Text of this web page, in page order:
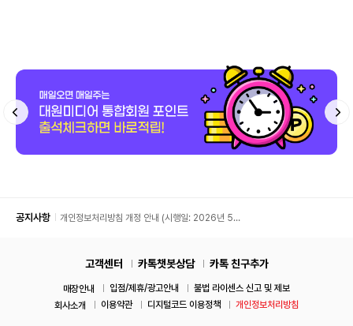
공지사항
개인정보처리방침 개정 안내 (시행일: 2026년 5월
고객센터 카톡챗봇상담 카톡 친구추가
매장안내 입점/제휴/광고안내
불법 라이센스 신고 및 제보
회사소개
이용약관 디지털코드 이용정책 개인정보처리방침